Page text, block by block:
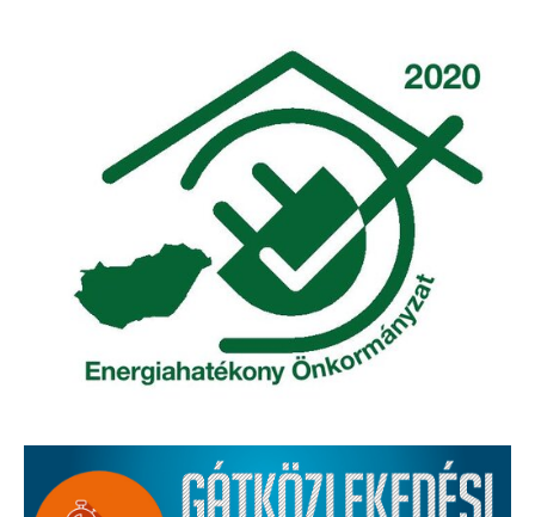
Képviselő-testület
Képviselő-testületi ülések
Bizottságok
Bizottsági ülések
A helyi választási bizottság
Roma Nemzetiségi Önkormányzat